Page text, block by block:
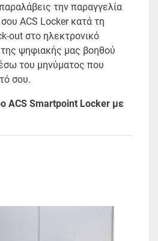
την παραγγελία
ACS Locker κατά τη
out στο ηλεκτρονικό
ψηφιακής μας βοηθού
του μηνύματος που
σου.
ACS Smartpoint Locker με